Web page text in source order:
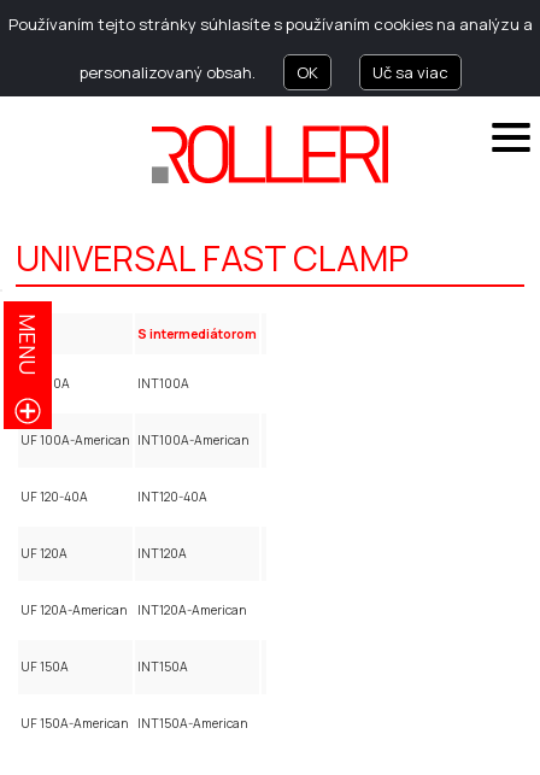
Používaním tejto stránky súhlasíte s používaním cookies na analýzu a
personalizovaný obsah. OK Uč sa viac
UNIVERSAL FAST CLAMP
kód S intermediátorom
UF 100A INT100A
UF 100A-American INT100A-American
UF 120-40A INT120-40A
UF 120A INT120A
UF 120A-American INT120A-American
UF 150A INT150A
UF 150A-American INT150A-American
MENU